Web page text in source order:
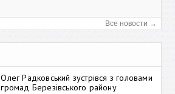
Все новости →
Олег Радковський зустрівся з головами
громад Березівського району